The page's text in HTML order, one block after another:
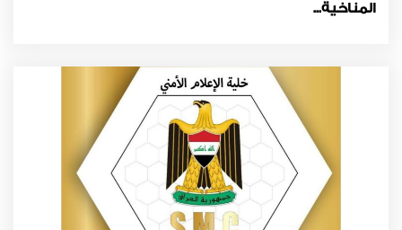
المناخية...